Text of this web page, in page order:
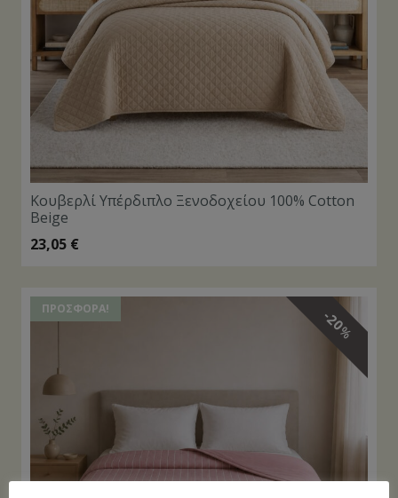
Κουβερλί Υπέρδιπλο Ξενοδοχείου 100% Cοtton
Beige
23,05 €
ΠΡΟΣΦΟΡΆ!
%
20